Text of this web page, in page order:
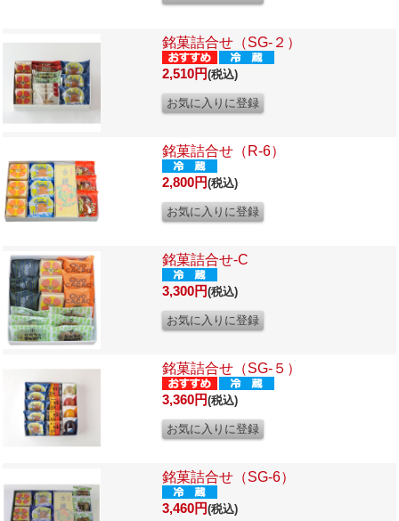
銘菓詰合せ（SG-２）
2,510円(税込)
銘菓詰合せ（R-6）
2,800円(税込)
銘菓詰合せ-C
3,300円(税込)
銘菓詰合せ（SG-５）
3,360円(税込)
銘菓詰合せ（SG-6）
3,460円(税込)